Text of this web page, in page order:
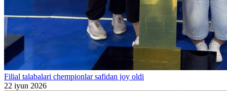
Filial talabalari chempionlar safidan joy oldi
22 iyun 2026